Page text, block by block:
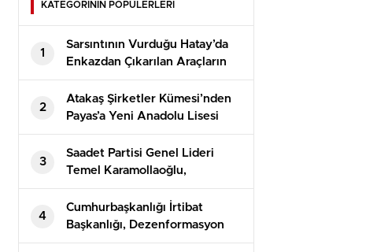
KATEGORİNİN POPÜLERLERİ
1
Sarsıntının Vurduğu Hatay’da
Enkazdan Çıkarılan Araçların
Teslimatı Devam Ediyor
2
Atakaş Şirketler Kümesi’nden
Payas’a Yeni Anadolu Lisesi
3
Saadet Partisi Genel Lideri
Temel Karamollaoğlu,
Yargıtay’ın Can Atalay kararına
reaksiyon gösterdi
4
Cumhurbaşkanlığı İrtibat
Başkanlığı, Dezenformasyon
Bülteni’nin 81. sayısını